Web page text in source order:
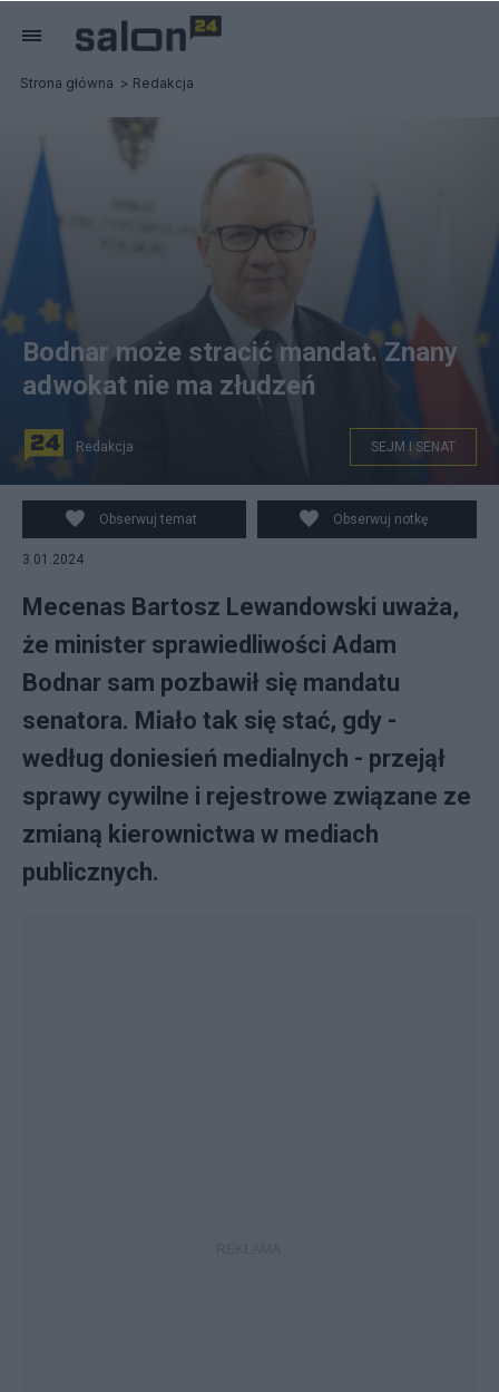
Strona główna Redakcja
Minister sprawiedliwości Adam Bodnar. Fot.
X/@Adbodnar
Bodnar może stracić mandat. Znany
adwokat nie ma złudzeń
Redakcja SEJM I SENAT
Obserwuj temat Obserwuj notkę
3.01.2024
Mecenas Bartosz Lewandowski uważa,
że minister sprawiedliwości Adam
Bodnar sam pozbawił się mandatu
senatora. Miało tak się stać, gdy -
według doniesień medialnych - przejął
sprawy cywilne i rejestrowe związane ze
zmianą kierownictwa w mediach
publicznych.